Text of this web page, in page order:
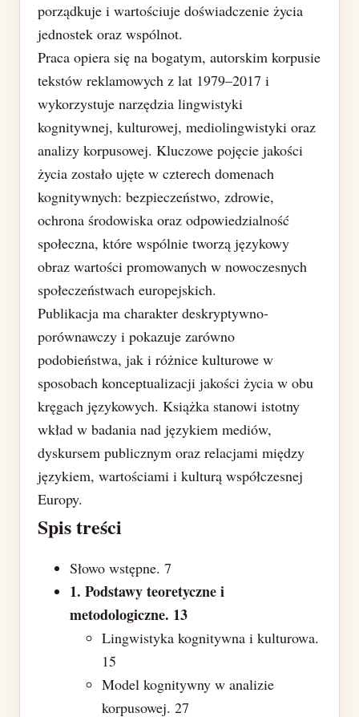
porządkuje i wartościuje doświadczenie życia
jednostek oraz wspólnot.
Praca opiera się na bogatym, autorskim korpusie
tekstów reklamowych z lat 1979–2017 i
wykorzystuje narzędzia lingwistyki
kognitywnej, kulturowej, mediolingwistyki oraz
analizy korpusowej. Kluczowe pojęcie jakości
życia zostało ujęte w czterech domenach
kognitywnych: bezpieczeństwo, zdrowie,
ochrona środowiska oraz odpowiedzialność
społeczna, które wspólnie tworzą językowy
obraz wartości promowanych w nowoczesnych
społeczeństwach europejskich.
Publikacja ma charakter deskryptywno-
porównawczy i pokazuje zarówno
podobieństwa, jak i różnice kulturowe w
sposobach konceptualizacji jakości życia w obu
kręgach językowych. Książka stanowi istotny
wkład w badania nad językiem mediów,
dyskursem publicznym oraz relacjami między
językiem, wartościami i kulturą współczesnej
Europy.
Spis treści
Słowo wstępne. 7
1. Podstawy teoretyczne i
metodologiczne. 13
Lingwistyka kognitywna i kulturowa.
15
Model kognitywny w analizie
korpusowej. 27